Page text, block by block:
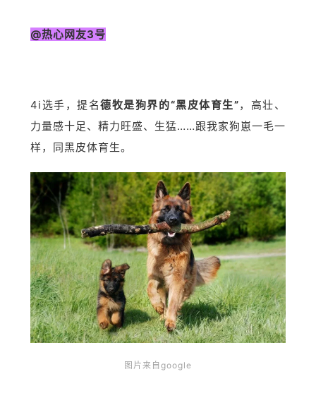
@热心网友3号
4i选手，提名德牧是狗界的“黑皮体育生”，高壮、
力量感十足、精力旺盛、生猛……跟我家狗崽一毛一
样，同黑皮体育生。
图片来自google